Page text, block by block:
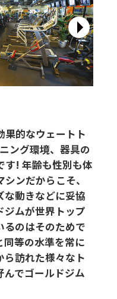
果的なウェートト
ング環境、器具の
す! 年齢も性別も体
ンだからこそ、
な動きなどに妥協
ジムが世界トップ
るのはそのためで
同等の水準を常に
ら訪れた様々なト
んでゴールドジム